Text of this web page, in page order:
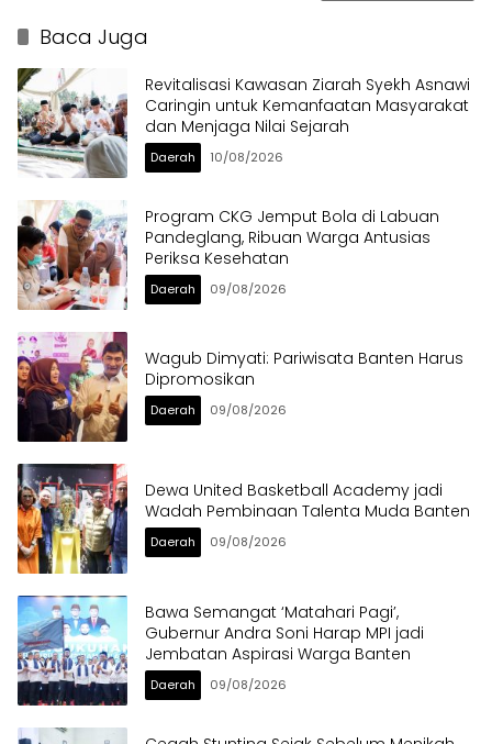
Baca Juga
Revitalisasi Kawasan Ziarah Syekh Asnawi
Caringin untuk Kemanfaatan Masyarakat
dan Menjaga Nilai Sejarah
Daerah 10/08/2026
Program CKG Jemput Bola di Labuan
Pandeglang, Ribuan Warga Antusias
Periksa Kesehatan
Daerah 09/08/2026
Wagub Dimyati: Pariwisata Banten Harus
Dipromosikan
Daerah 09/08/2026
Dewa United Basketball Academy jadi
Wadah Pembinaan Talenta Muda Banten
Daerah 09/08/2026
Bawa Semangat ‘Matahari Pagi’,
Gubernur Andra Soni Harap MPI jadi
Jembatan Aspirasi Warga Banten
Daerah 09/08/2026